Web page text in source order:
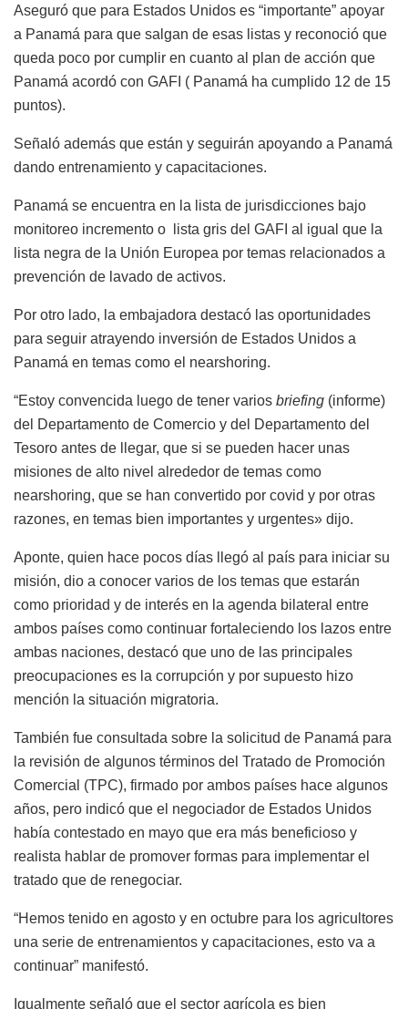
Aseguró que para Estados Unidos es “importante” apoyar
a Panamá para que salgan de esas listas y reconoció que
queda poco por cumplir en cuanto al plan de acción que
Panamá acordó con GAFI ( Panamá ha cumplido 12 de 15
puntos).
Señaló además que están y seguirán apoyando a Panamá
dando entrenamiento y capacitaciones.
Panamá se encuentra en la lista de jurisdicciones bajo
monitoreo incremento o lista gris del GAFI al igual que la
lista negra de la Unión Europea por temas relacionados a
prevención de lavado de activos.
Por otro lado, la embajadora destacó las oportunidades
para seguir atrayendo inversión de Estados Unidos a
Panamá en temas como el nearshoring.
“Estoy convencida luego de tener varios briefing (informe)
del Departamento de Comercio y del Departamento del
Tesoro antes de llegar, que si se pueden hacer unas
misiones de alto nivel alrededor de temas como
nearshoring, que se han convertido por covid y por otras
razones, en temas bien importantes y urgentes» dijo.
Aponte, quien hace pocos días llegó al país para iniciar su
misión, dio a conocer varios de los temas que estarán
como prioridad y de interés en la agenda bilateral entre
ambos países como continuar fortaleciendo los lazos entre
ambas naciones, destacó que uno de las principales
preocupaciones es la corrupción y por supuesto hizo
mención la situación migratoria.
También fue consultada sobre la solicitud de Panamá para
la revisión de algunos términos del Tratado de Promoción
Comercial (TPC), firmado por ambos países hace algunos
años, pero indicó que el negociador de Estados Unidos
había contestado en mayo que era más beneficioso y
realista hablar de promover formas para implementar el
tratado que de renegociar.
“Hemos tenido en agosto y en octubre para los agricultores
una serie de entrenamientos y capacitaciones, esto va a
continuar” manifestó.
Igualmente señaló que el sector agrícola es bien